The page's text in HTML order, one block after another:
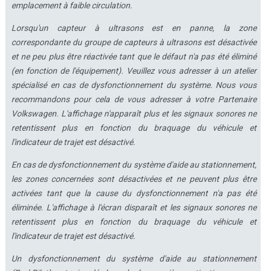
emplacement à faible circulation.
Lorsqu'un capteur à ultrasons est en panne, la zone
correspondante du groupe de capteurs à ultrasons est désactivée
et ne peu plus être réactivée tant que le défaut n'a pas été éliminé
(en fonction de l'équipement). Veuillez vous adresser à un atelier
spécialisé en cas de dysfonctionnement du système. Nous vous
recommandons pour cela de vous adresser à votre Partenaire
Volkswagen. L'affichage n'apparaît plus et les signaux sonores ne
retentissent plus en fonction du braquage du véhicule et
l'indicateur de trajet est désactivé.
En cas de dysfonctionnement du système d'aide au stationnement,
les zones concernées sont désactivées et ne peuvent plus être
activées tant que la cause du dysfonctionnement n'a pas été
éliminée. L'affichage à l'écran disparaît et les signaux sonores ne
retentissent plus en fonction du braquage du véhicule et
l'indicateur de trajet est désactivé.
Un dysfonctionnement du système d'aide au stationnement